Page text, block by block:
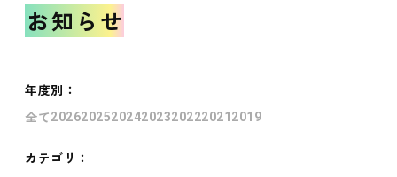
お知らせ
年度別 ：
全て202620252024202320222021 2019
カテゴリ：